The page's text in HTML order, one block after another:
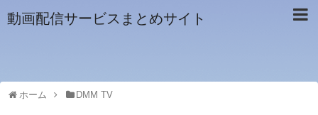
動画配信サービスまとめサイト
ホーム DMM TV